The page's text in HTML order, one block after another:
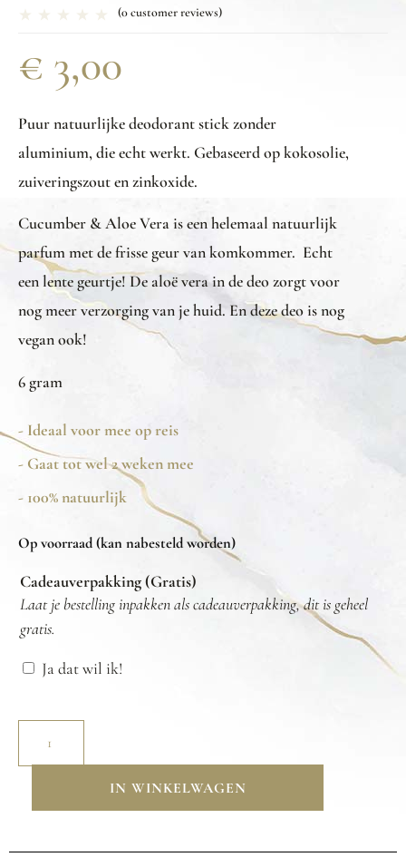
(0customer reviews)
€ 3,00
Puur natuurlijke deodorant stick zonder
aluminium, die echt werkt. Gebaseerd op kokosolie,
zuiveringszout en zinkoxide.
Cucumber & Aloe Vera is een helemaal natuurlijk
parfum met de frisse geur van komkommer. Echt
een lente geurtje! De aloë vera in de deo zorgt voor
nog meer verzorging van je huid. En deze deo is nog
vegan ook!
6 gram
- Ideaal voor mee op reis
- Gaat tot wel 2 weken mee
- 100% natuurlijk
Op voorraad (kan nabesteld worden)
Cadeauverpakking (Gratis)
Laat je bestelling inpakken als cadeauverpakking, dit is geheel
gratis.
Ja dat wil ik!
IN WINKELWAGEN